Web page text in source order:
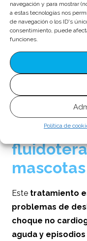
navegación y para mostrar
a estas tecnologías nos
de navegación o los ID's
consentimiento, puede
funciones.
Política de
hidroelectrolíticos y
animal. Asegúrate
requisitos.
Es común que, una
fluidoterapia, el
enfermero
veterinario sobre la
mascotas
Este tratamiento
problemas de
choque no
aguda y